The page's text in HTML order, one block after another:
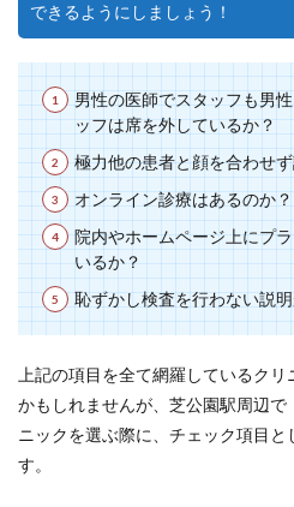
できるようにしましょう！
男性の医師でスタッフも男
ッフは席を外しているか？
極力他の患者と顔を合わせ
オンライン診療はあるのか？
院内やホームページ上にプ
いるか？
恥ずかし検査を行わない説
上記の項目を全て網羅しているク
かもしれませんが、芝公園駅周辺で
ニックを選ぶ際に、チェック項目
す。